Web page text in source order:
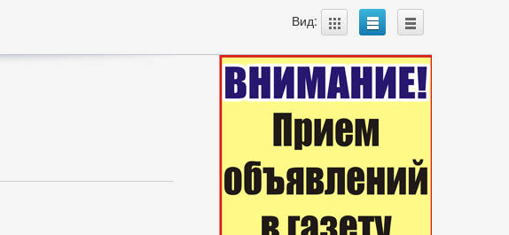
Вид: A B C